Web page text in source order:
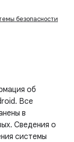
безопасности
об
Все
в
Сведения о
системы